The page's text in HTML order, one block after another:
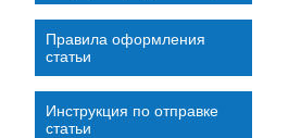
Правила оформления
статьи
Инструкция по отправке
статьи